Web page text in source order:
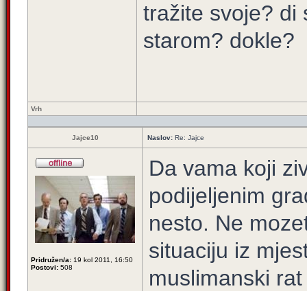
tražite svoje? di
starom? dokle?
Vrh
Jajce10 Naslov: Re: Jajce
Pridružen/a: 19 kol 2011, 16:50
Postovi: 508
Da vama koji
podijeljenim
nesto. Ne
situaciju iz
muslimanski